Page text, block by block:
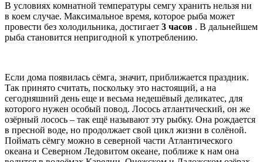
В условиях комнатной температуры семгу хранить нельзя ни
в коем случае. Максимальное время, которое рыба может
провести без холодильника, достигает 3 часов . В дальнейшем
рыба становится непригодной к употреблению.
Если дома появилась сёмга, значит, приближается праздник.
Так принято считать, поскольку это настоящий, а на
сегодняшний день еще и весьма недешёвый деликатес, для
которого нужен особый повод. Лосось атлантический, он же
озёрный лосось – так ещё называют эту рыбку. Она рождается
в пресной воде, но продолжает свой цикл жизни в солёной.
Поймать сёмгу можно в северной части Атлантического
океана и Северном Ледовитом океане, поближе к нам она